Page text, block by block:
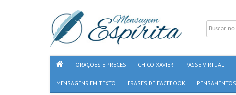
ORAÇÕES E PRECES CHICO XAVIER PASSE VIRTUAL
MENSAGENS EM TEXTO FRASES DE FACEBOOK PENSAMENTOS